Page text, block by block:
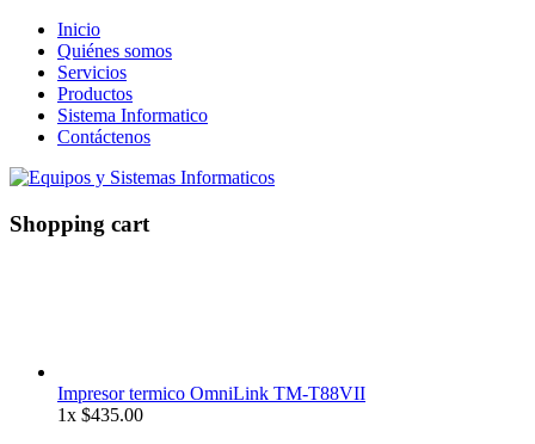
Inicio
Quiénes somos
Servicios
Productos
Sistema Informatico
Contáctenos
Shopping cart
Impresor termico OmniLink TM-T88VII
1x $435.00